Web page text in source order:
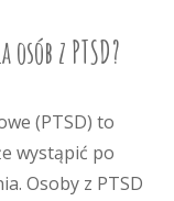
z PTSD?
(PTSD) to
wystąpić po
Osoby z PTSD